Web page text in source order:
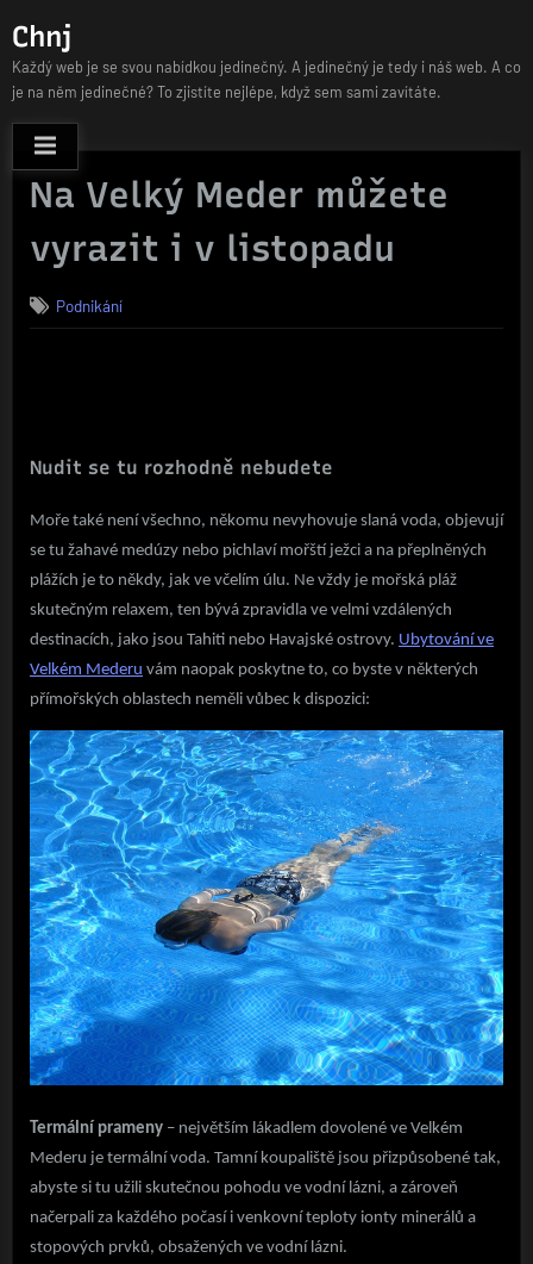
to
content
Chnj
Každý web je se svou nabídkou jedinečný. A jedinečný je tedy i náš web. A co
je na něm jedinečné? To zjistíte nejlépe, když sem sami zavítáte.
Na Velký Meder můžete
vyrazit i v listopadu
Podnikání
Nudit se tu rozhodně nebudete
Moře také není všechno, někomu nevyhovuje slaná voda, objevují
se tu žahavé medúzy nebo pichlaví mořští ježci a na přeplněných
plážích je to někdy, jak ve včelím úlu. Ne vždy je mořská pláž
skutečným relaxem, ten bývá zpravidla ve velmi vzdálených
destinacích, jako jsou Tahiti nebo Havajské ostrovy. Ubytování ve
Velkém Mederu vám naopak poskytne to, co byste v některých
přímořských oblastech neměli vůbec k dispozici:
Termální prameny – největším lákadlem dovolené ve Velkém
Mederu je termální voda. Tamní koupaliště jsou přizpůsobené tak,
abyste si tu užili skutečnou pohodu ve vodní lázni, a zároveň
načerpali za každého počasí i venkovní teploty ionty minerálů a
stopových prvků, obsažených ve vodní lázni.